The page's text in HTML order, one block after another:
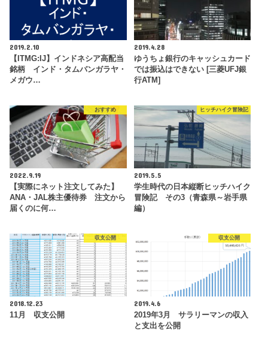
2019.2.10
【ITMG:IJ】インドネシア高配当
銘柄 インド・タムバンガラヤ・
メガウ…
2019.4.28
ゆうちょ銀行のキャッシュカード
では振込はできない [三菱UFJ銀
行ATM]
おすすめ
2022.9.19
【実際にネット注文してみた】
ANA・JAL株主優待券 注文から
届くのに何…
ヒッチハイク冒険記
2019.5.5
学生時代の日本縦断ヒッチハイク
冒険記 その3（青森県～岩手県
編）
収支公開
2018.12.23
11月 収支公開
収支公開
2019.4.6
2019年3月 サラリーマンの収入
と支出を公開